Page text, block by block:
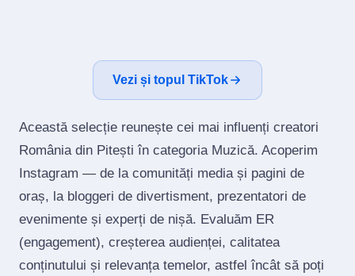
Vezi și topul TikTok
Această selecție reunește cei mai influenți creatori
România din Pitești în categoria Muzică. Acoperim
Instagram — de la comunități media și pagini de
oraș, la bloggeri de divertisment, prezentatori de
evenimente și experți de nișă. Evaluăm ER
(engagement), creșterea audienței, calitatea
conținutului și relevanța temelor, astfel încât să poți